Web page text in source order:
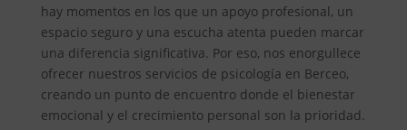
hay momentos en los que un apoyo profesional, un
espacio seguro y una escucha atenta pueden marcar
una diferencia significativa. Por eso, nos enorgullece
ofrecer nuestros servicios de psicología en Berceo,
creando un punto de encuentro donde el bienestar
emocional y el crecimiento personal son la prioridad.